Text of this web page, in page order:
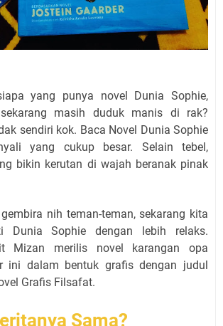
yang punya novel Dunia Sophie,
masih duduk manis di rak?
sendiri kok. Baca Novel Dunia Sophie
yang cukup besar. Selain tebel,
bikin kerutan di wajah beranak pinak
nih teman-teman, sekarang kita
Dunia Sophie dengan lebih relaks.
Mizan merilis novel karangan opa
ini dalam bentuk grafis dengan judul
Grafis Filsafat.
Sama?